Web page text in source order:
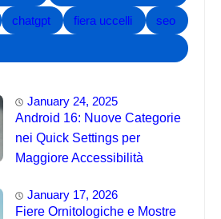
chatgpt fiera uccelli seo
January 24, 2025
Android 16: Nuove Categorie
nei Quick Settings per
Maggiore Accessibilità
January 17, 2026
Fiere Ornitologiche e Mostre